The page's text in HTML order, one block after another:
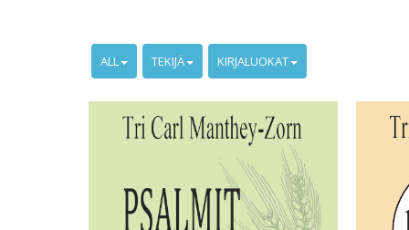
ALL TEKIJÄ KIRJALUOKAT